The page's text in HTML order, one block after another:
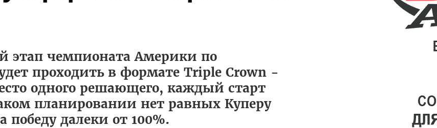
этап чемпионата Америки по
проходить в формате Triple Crown -
одного решающего, каждый старт
планировании нет равных Куперу
далеки от 100%.